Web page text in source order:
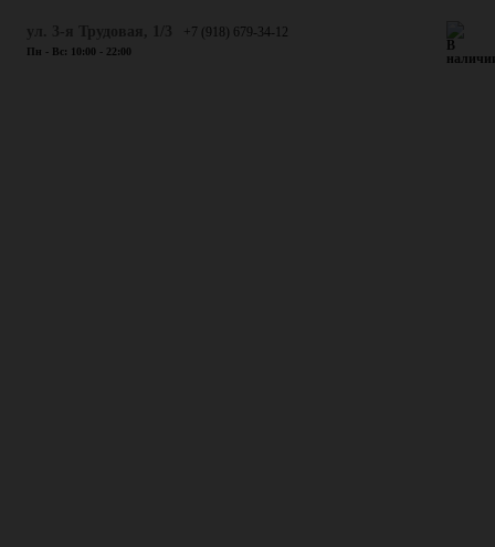
+7 (918) 679-34-12
Пн - Вс: 10:00 - 22:00